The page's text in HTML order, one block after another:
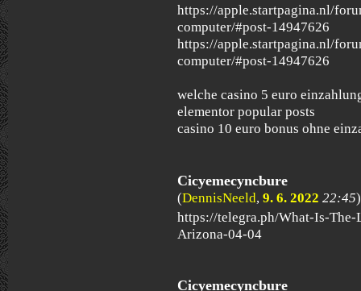
https://apple.startpagina.nl/
computer/#post-14947626
https://apple.startpagina.nl/
computer/#post-14947626
welche casino 5 euro
elementor popular posts
casino 10 euro bonus ohne
Cicyemecyncbure
(DennisNeeld, 9. 6. 2022 22:45)
https://telegra.ph/What-Is-
Arizona-04-04
Cicyemecyncbure